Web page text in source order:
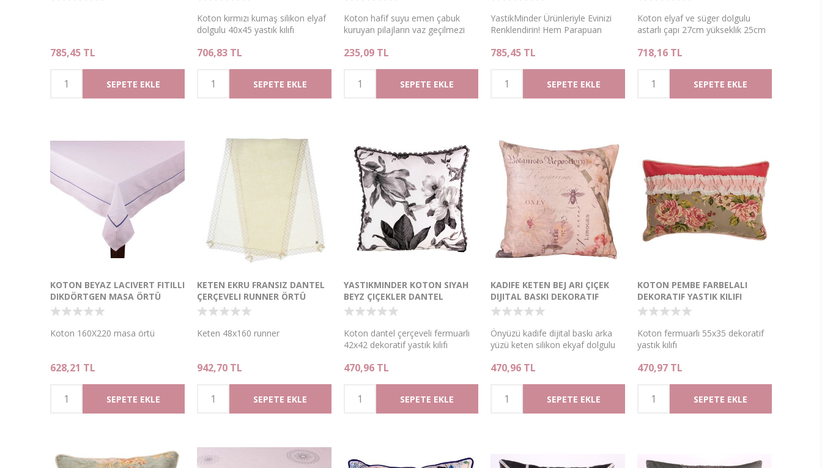
785,45 TL
Koton kırmızı kumaş silikon elyaf
dolgulu 40x45 yastık kılıfı
706,83 TL
Koton hafif suyu emen çabuk
kuruyan pilajların vaz geçilmezi
235,09 TL
YastikMinder Ürünleriyle Evinizi
Renklendirin! Hem Parapuan
785,45 TL
Koton elyaf ve süger dolgulu
astarlı çapı 27cm yükseklik 25cm
718,16 TL
KOTON BEYAZ LACIVERT FITILLI
DIKDÖRTGEN MASA ÖRTÜ
Koton 160X220 masa örtü
628,21 TL
KETEN EKRU FRANSIZ DANTEL
ÇERÇEVELI RUNNER ÖRTÜ
Keten 48x160 runner
942,70 TL
YASTIKMINDER KOTON SIYAH
BEYZ ÇIÇEKLER DANTEL
ÇERÇEVELİ DEKORATIF YASTIK
Koton dantel çerçeveli fermuarlı
42x42 dekoratif yastık kılıfı
470,96 TL
KADIFE KETEN BEJ ARI ÇIÇEK
DIJITAL BASKI DEKORATIF
YASTIK
Önyüzü kadife dijital baskı arka
yüzü keten silikon ekyaf dolgulu
470,96 TL
KOTON PEMBE FARBELALI
DEKORATIF YASTIK KILIFI
Koton fermuarlı 55x35 dekoratif
yastık kılıfı
470,97 TL